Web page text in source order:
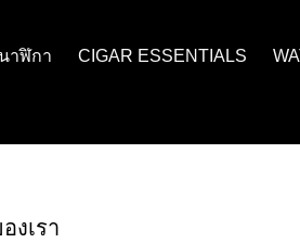
าฬิกา CIGAR ESSENTIALS
งเรา